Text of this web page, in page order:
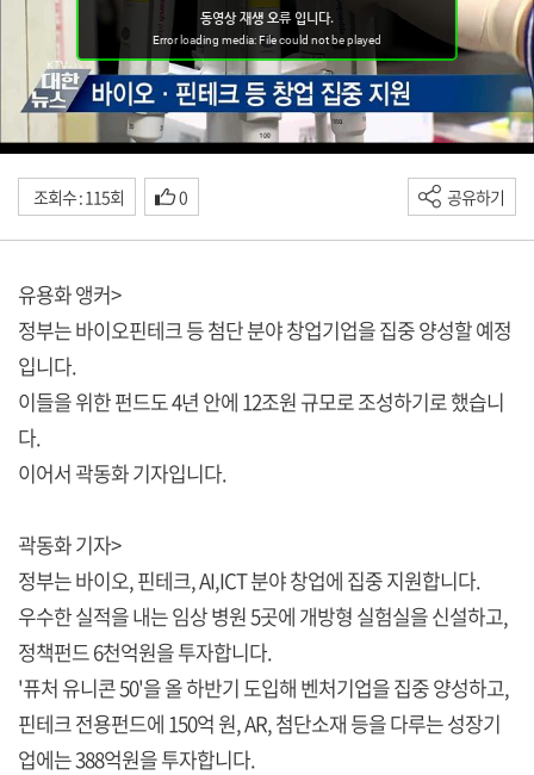
조회수 : 115회 0 공유하기
유용화 앵커>
정부는 바이오핀테크 등 첨단 분야 창업기업을 집중 양성할 예정
입니다.
이들을 위한 펀드도 4년 안에 12조원 규모로 조성하기로 했습니
다.
이어서 곽동화 기자입니다.
곽동화 기자>
정부는 바이오, 핀테크, AI,ICT 분야 창업에 집중 지원합니다.
우수한 실적을 내는 임상 병원 5곳에 개방형 실험실을 신설하고,
정책펀드 6천억원을 투자합니다.
'퓨처 유니콘 50'을 올 하반기 도입해 벤처기업을 집중 양성하고,
핀테크 전용펀드에 150억 원, AR, 첨단소재 등을 다루는 성장기
업에는 388억원을 투자합니다.